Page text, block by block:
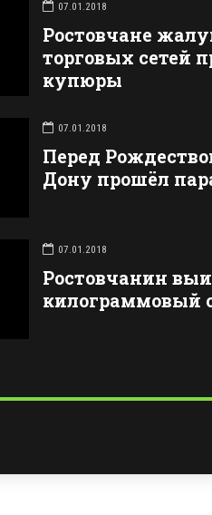
07.01.2018
Ростовчане
торговых сетей
купюры
07.01.2018
Перед
Дону прошёл
07.01.2018
Ростовчанин
килограммовый